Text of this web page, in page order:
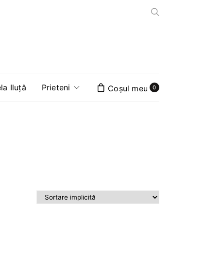
Iluță Prieteni 0